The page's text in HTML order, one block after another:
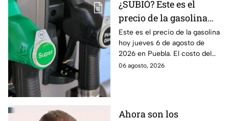
¿SUBIÓ? Este es el
precio de la gasolina
Puebla hoy jueves 6 de
agosto de 2026
Este es el precio de la gasolina
hoy jueves 6 de agosto de
2026 en Puebla. El costo del
combustible cambia todos los
06 agosto, 2026
Ahora son los